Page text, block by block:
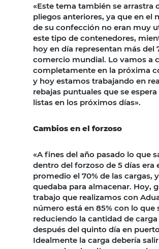
«Este tema también se arrastra
pliegos anteriores, ya que en el
de su confección no eran muy
este tipo de contenedores,
hoy en día representan más del
comercio mundial. Lo vamos a
completamente en la próxima
y hoy estamos trabajando en
rebajas puntuales que se
listas en los próximos días».
Cambios en el forzoso
«A fines del año pasado lo que
dentro del forzoso de 5 días era
promedio el 70% de las cargas,
quedaba para almacenar. Hoy,
trabajo que realizamos con
número está en 85% con lo que
reduciendo la cantidad de carga
después del quinto día en
Idealmente la carga debería